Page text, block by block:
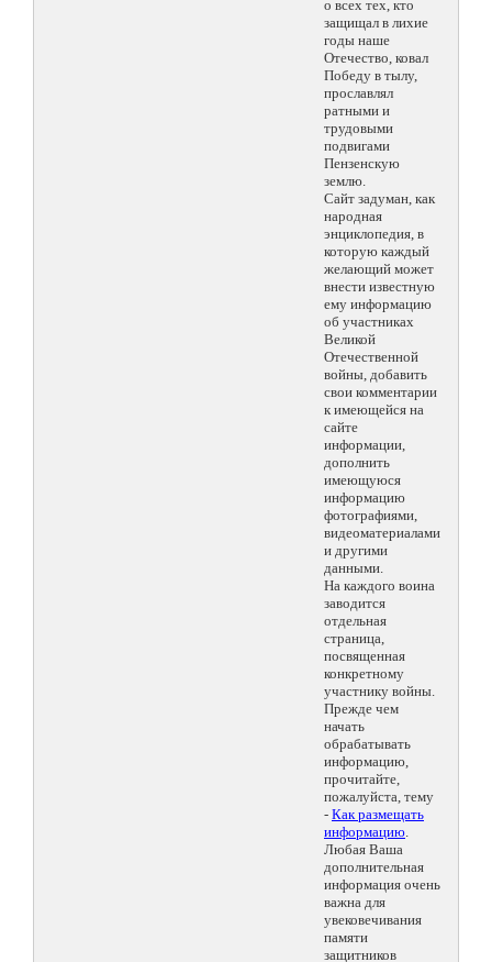
о всех тех, кто
защищал в лихие
годы наше
Отечество, ковал
Победу в тылу,
прославлял
ратными и
трудовыми
подвигами
Пензенскую
землю.
Сайт задуман, как
народная
энциклопедия, в
которую каждый
желающий может
внести известную
ему информацию
об участниках
Великой
Отечественной
войны, добавить
свои комментарии
к имеющейся на
сайте
информации,
дополнить
имеющуюся
информацию
фотографиями,
видеоматериалами
и другими
данными.
На каждого воина
заводится
отдельная
страница,
посвященная
конкретному
участнику войны.
Прежде чем
начать
обрабатывать
информацию,
прочитайте,
пожалуйста, тему
- Как размещать
информацию.
Любая Ваша
дополнительная
информация очень
важна для
увековечивания
памяти
защитников